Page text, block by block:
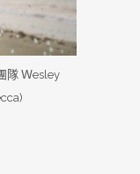
隊 Ｗesley